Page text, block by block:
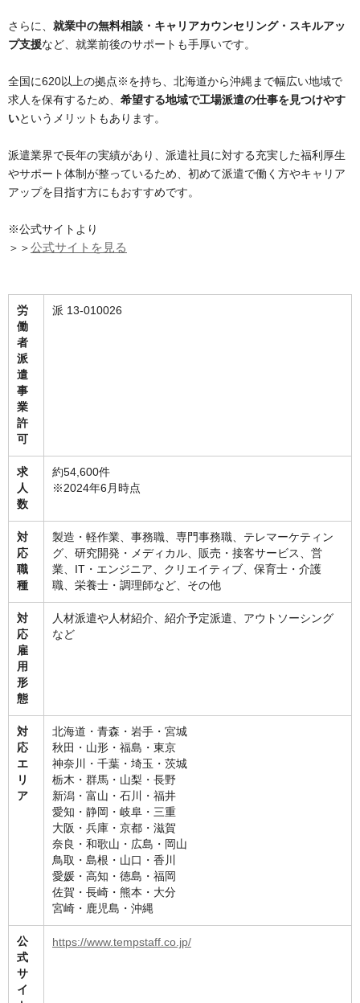
さらに、 就業中の無料相談・キャリアカウンセリング・スキルアッ
プ支援など、就業前後のサポートも手厚いです​​。
全国に620以上の拠点※を持ち、北海道から沖縄まで幅広い地域で
求人を保有するため、 希望する地域で工場派遣の仕事を見つけやす
いというメリットもあります​​。
派遣業界で長年の実績があり、派遣社員に対する充実した福利厚生
やサポート体制が整っているため、初めて派遣で働く方やキャリア
アップを目指す方にもおすすめです​​​​。
※公式サイトより
＞＞公式サイトを見る
労
働
者
派
遣
事
業
許
可
派 13-010026
求
人
数
約54,600件
※2024年6月時点
対
応
職
種
製造・軽作業、事務職、専門事務職、テレマーケティン
グ、研究開発・メディカル、販売・接客サービス、営
業、IT・エンジニア、クリエイティブ、保育士・介護
職、栄養士・調理師など、その他
対
応
雇
用
形
態
人材派遣や人材紹介、紹介予定派遣、アウトソーシング
など
対
応
エ
リ
ア
北海道・青森・岩手・宮城
秋田・山形・福島・東京
神奈川・千葉・埼玉・茨城
栃木・群馬・山梨・長野
新潟・富山・石川・福井
愛知・静岡・岐阜・三重
大阪・兵庫・京都・滋賀
奈良・和歌山・広島・岡山
鳥取・島根・山口・香川
愛媛・高知・徳島・福岡
佐賀・長崎・熊本・大分
宮崎・鹿児島・沖縄
公
式
サ
イ
https://www.tempstaff.co.jp/